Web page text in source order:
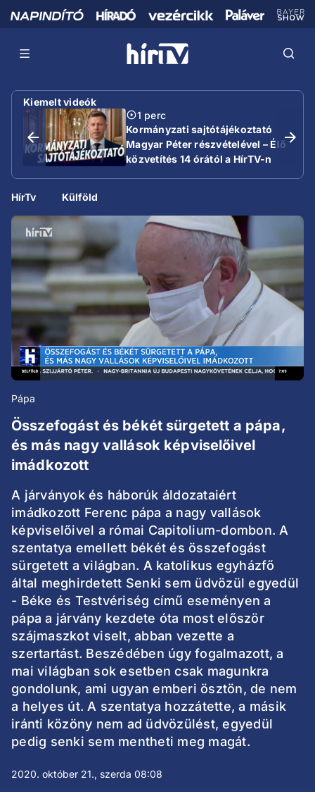
Kiemelt videók
1 perc
Kormányzati sajtótájékoztató
Magyar Péter részvételével – Élő
közvetítés 14 órától a HírTV-n
HírTv Külföld
Pápa
Összefogást és békét sürgetett a pápa,
és más nagy vallások képviselőivel
imádkozott
A járványok és háborúk áldozataiért
imádkozott Ferenc pápa a nagy vallások
képviselőivel a római Capitolium-dombon. A
szentatya emellett békét és összefogást
sürgetett a világban. A katolikus egyházfő
által meghirdetett Senki sem üdvözül egyedül
- Béke és Testvériség című eseményen a
pápa a járvány kezdete óta most először
szájmaszkot viselt, abban vezette a
szertartást. Beszédében úgy fogalmazott, a
mai világban sok esetben csak magunkra
gondolunk, ami ugyan emberi ösztön, de nem
a helyes út. A szentatya hozzátette, a másik
iránti közöny nem ad üdvözülést, egyedül
pedig senki sem mentheti meg magát.
2020. október 21., szerda 08:08